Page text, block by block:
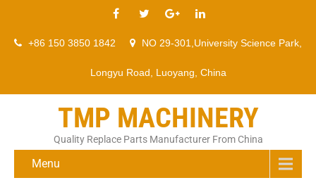
+86 150 3850 1842 NO 29-301,University Science Park,
Longyu Road, Luoyang, China
TMP MACHINERY
Quality Replace Parts Manufacturer From China
Menu